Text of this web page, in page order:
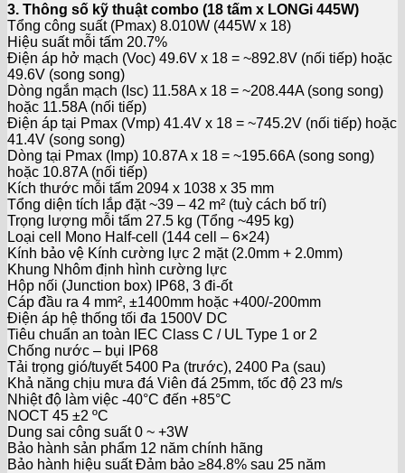
3. Thông số kỹ thuật combo (18 tấm x LONGi 445W)
Tổng công suất (Pmax) 8.010W (445W x 18)
Hiệu suất mỗi tấm 20.7%
Điện áp hở mạch (Voc) 49.6V x 18 = ~892.8V (nối tiếp) hoặc
49.6V (song song)
Dòng ngắn mạch (Isc) 11.58A x 18 = ~208.44A (song song)
hoặc 11.58A (nối tiếp)
Điện áp tại Pmax (Vmp) 41.4V x 18 = ~745.2V (nối tiếp) hoặc
41.4V (song song)
Dòng tại Pmax (Imp) 10.87A x 18 = ~195.66A (song song)
hoặc 10.87A (nối tiếp)
Kích thước mỗi tấm 2094 x 1038 x 35 mm
Tổng diện tích lắp đặt ~39 – 42 m² (tuỳ cách bố trí)
Trọng lượng mỗi tấm 27.5 kg (Tổng ~495 kg)
Loại cell Mono Half-cell (144 cell – 6×24)
Kính bảo vệ Kính cường lực 2 mặt (2.0mm + 2.0mm)
Khung Nhôm định hình cường lực
Hộp nối (Junction box) IP68, 3 đi-ốt
Cáp đầu ra 4 mm², ±1400mm hoặc +400/-200mm
Điện áp hệ thống tối đa 1500V DC
Tiêu chuẩn an toàn IEC Class C / UL Type 1 or 2
Chống nước – bụi IP68
Tải trọng gió/tuyết 5400 Pa (trước), 2400 Pa (sau)
Khả năng chịu mưa đá Viên đá 25mm, tốc độ 23 m/s
Nhiệt độ làm việc -40°C đến +85°C
NOCT 45 ±2 ºC
Dung sai công suất 0 ~ +3W
Bảo hành sản phẩm 12 năm chính hãng
Bảo hành hiệu suất Đảm bảo ≥84.8% sau 25 năm